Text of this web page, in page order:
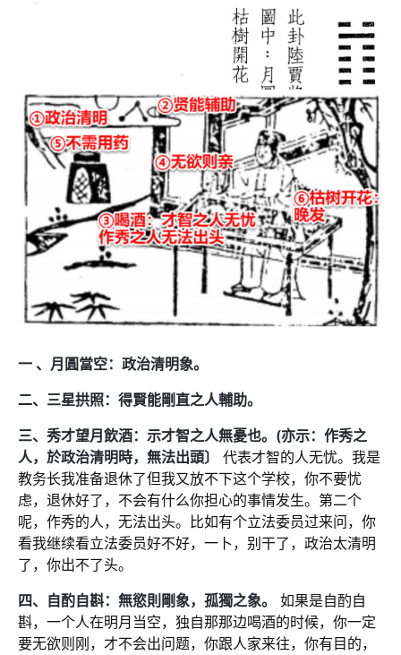
一 、月圓當空：政治清明象。
二、三星拱照：得賢能剛直之人輔助。
三、秀才望月飲酒：示才智之人無憂也。(亦示：作秀之
人，於政治清明時，無法出頭〕
代表才智的人无忧。我是
教务长我准备退休了但我又放不下这个学校，你不要忧
虑，退休好了，不会有什么你担心的事情发生。第二个
呢，作秀的人，无法出头。比如有个立法委员过来问，你
看我继续看立法委员好不好，一卜，别干了，政治太清明
了，你出不了头。
四、自酌自斟：無慾則剛象，孤獨之象。
如果是自酌自
斟，一个人在明月当空，独自那那边喝酒的时候，你一定
要无欲则刚，才不会出问题，你跟人家来往，你有目的，